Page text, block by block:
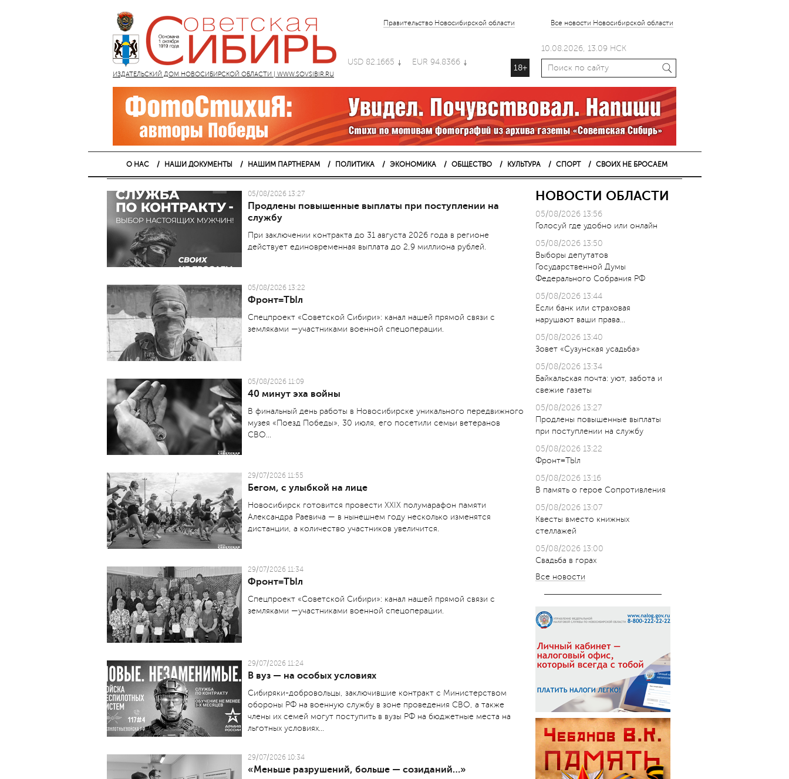
ИЗДАТЕЛЬСКИЙ ДОМ НОВОСИБИРСКОЙ ОБЛАСТИ | WWW.SOVSIBIR.RU
Правительство Новосибирской области Все новости Новосибирской области
USD 82.1665 EUR 94.8366
18+
10.08.2026, 13.09 НСК
О НАС НАШИ ДОКУМЕНТЫ НАШИМ ПАРТНЕРАМ ПОЛИТИКА ЭКОНОМИКА ОБЩЕСТВО КУЛЬТУРА СПОРТ СВОИХ НЕ БРОСАЕМ
05/08/2026 13:27
Продлены повышенные выплаты при поступлении на
службу
При заключении контракта до 31 августа 2026 года в регионе
действует единовременная выплата до 2,9 миллиона рублей.
05/08/2026 13:22
Фронт=ТЫл
Спецпроект «Советской Сибири»: канал нашей прямой связи с
земляками —участниками военной спецоперации.
05/08/2026 11:09
40 минут эха войны
В финальный день работы в Новосибирске уникального передвижного
музея «Поезд Победы», 30 июля, его посетили семьи ветеранов
СВО...
29/07/2026 11:55
Бегом, с улыбкой на лице
Новосибирск готовится провести XXIX полумарафон памяти
Александра Раевича — в нынешнем году несколько изменятся
дистанции, а количество участников увеличится.
29/07/2026 11:34
Фронт=ТЫл
Спецпроект «Советской Сибири»: канал нашей прямой связи с
земляками —участниками военной спецоперации.
29/07/2026 11:24
В вуз — на особых условиях
Сибиряки-добровольцы, заключившие контракт с Министерством
обороны РФ на военную службу в зоне проведения СВО, а также
члены их семей могут поступить в вузы РФ на бюджетные места на
льготных условиях...
29/07/2026 10:34
«Меньше разрушений, больше — созиданий…»
НОВОСТИ ОБЛАСТИ
05/08/2026 13:56
Голосуй где удобно или онлайн
05/08/2026 13:50
Выборы депутатов
Государственной Думы
Федерального Собрания РФ
05/08/2026 13:44
Если банк или страховая
нарушают ваши права…
05/08/2026 13:40
Зовет «Сузунская усадьба»
05/08/2026 13:34
Байкальская почта: уют, забота и
свежие газеты
05/08/2026 13:27
Продлены повышенные выплаты
при поступлении на службу
05/08/2026 13:22
Фронт=ТЫл
05/08/2026 13:16
В память о герое Сопротивления
05/08/2026 13:07
Квесты вместо книжных
стеллажей
05/08/2026 13:00
Свадьба в горах
Все новости